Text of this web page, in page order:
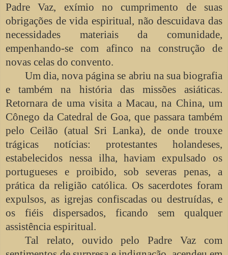
Padre Vaz, exímio no cumprimento de suas
obrigações de vida espiritual, não descuidava das
necessidades materiais da comunidade,
empenhando-se com afinco na construção de
novas celas do convento.
Um dia, nova página se abriu na sua biografia
e também na história das missões asiáticas.
Retornara de uma visita a Macau, na China, um
Cônego da Catedral de Goa, que passara também
pelo Ceilão (atual Sri Lanka), de onde trouxe
trágicas notícias: protestantes holandeses,
estabelecidos nessa ilha, haviam expulsado os
portugueses e proibido, sob severas penas, a
prática da religião católica. Os sacerdotes foram
expulsos, as igrejas confiscadas ou destruídas, e
os fiéis dispersados, ficando sem qualquer
assistência espiritual.
Tal relato, ouvido pelo Padre Vaz com